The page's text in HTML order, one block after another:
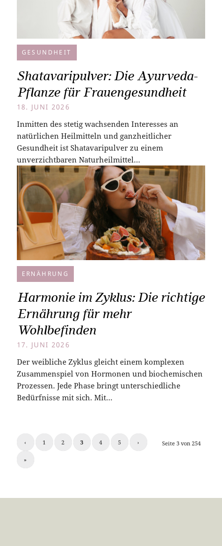
GESUNDHEIT
Shatavaripulver: Die Ayurveda-
Pflanze für Frauengesundheit
18. JUNI 2026
Inmitten des stetig wachsenden Interesses an
natürlichen Heilmitteln und ganzheitlicher
Gesundheit ist Shatavaripulver zu einem
unverzichtbaren Naturheilmittel…
ERNÄHRUNG
Harmonie im Zyklus: Die richtige
Ernährung für mehr
Wohlbefinden
17. JUNI 2026
Der weibliche Zyklus gleicht einem komplexen
Zusammenspiel von Hormonen und biochemischen
Prozessen. Jede Phase bringt unterschiedliche
Bedürfnisse mit sich. Mit…
Seite 3 von 254
‹ 1 2 3 4 5 ›
»